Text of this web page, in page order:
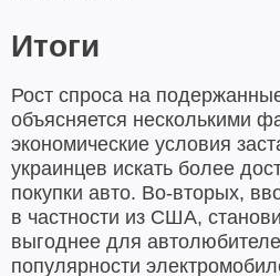
Итоги
Рост спроса на
объясняется несколькими
экономические условия
украинцев искать более
покупки авто. Во-вторых,
в частности из США,
выгоднее для
популярности